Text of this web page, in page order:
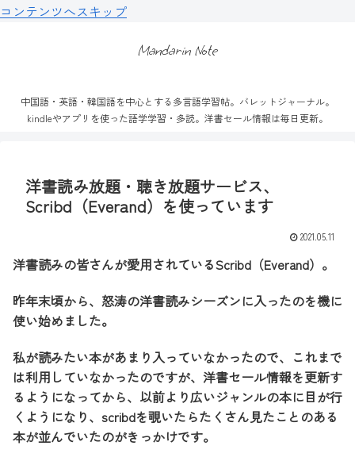
コンテンツへスキップ
Mandarin Note
中国語・英語・韓国語を中心とする多言語学習帖。バレットジャーナル。
kindleやアプリを使った語学学習・多読。洋書セール情報は毎日更新。
洋書読み放題・聴き放題サービス、
Scribd（Everand）を使っています
2021.05.11
洋書読みの皆さんが愛用されているScribd（Everand）。
昨年末頃から、怒涛の洋書読みシーズンに入ったのを機に
使い始めました。
私が読みたい本があまり入っていなかったので、これまで
は利用していなかったのですが、洋書セール情報を更新す
るようになってから、以前より広いジャンルの本に目が行
くようになり、scribdを覗いたらたくさん見たことのある
本が並んでいたのがきっかけです。